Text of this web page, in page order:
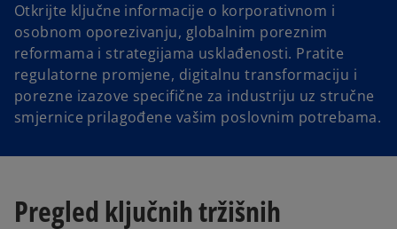
Otkrijte ključne informacije o korporativnom i
osobnom oporezivanju, globalnim poreznim
reformama i strategijama usklađenosti. Pratite
regulatorne promjene, digitalnu transformaciju i
porezne izazove specifične za industriju uz stručne
smjernice prilagođene vašim poslovnim potrebama.
Pregled ključnih tržišnih